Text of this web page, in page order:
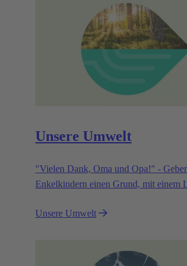
Unsere Umwelt
"Vielen Dank, Oma und Opa!" -
Enkelkindern einen Grund, mit einem
Welt zu hinterlassen, ist ein Weg zu
Unsere Umwelt